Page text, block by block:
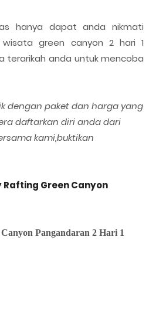
hanya dapat anda nikmati
green canyon 2 hari 1
terarikah anda untuk mencoba
dengan paket dan harga yang
daftarkan diri anda dari
kami,buktikan
Rafting Green Canyon
Pangandaran 2 Hari 1